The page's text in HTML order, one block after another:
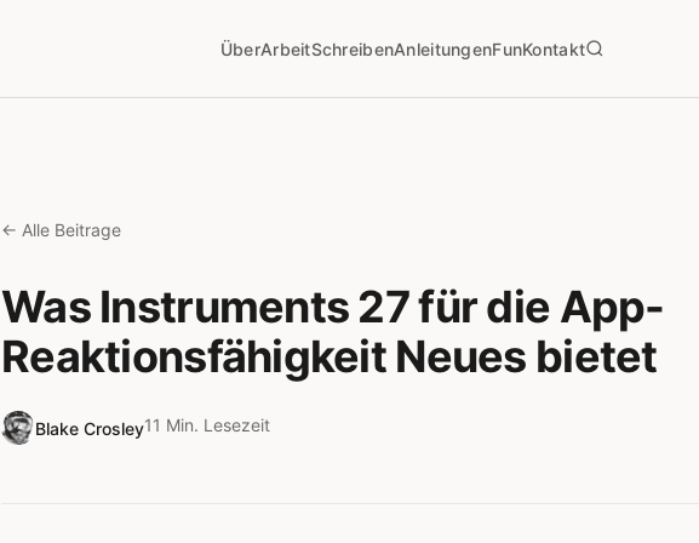
ÜberArbeitSchreibenAnleitungenFunKontakt
← Alle Beitrage
Was Instruments 27 für die App-
Reaktionsfähigkeit Neues bietet
Blake Crosley11 Min. Lesezeit